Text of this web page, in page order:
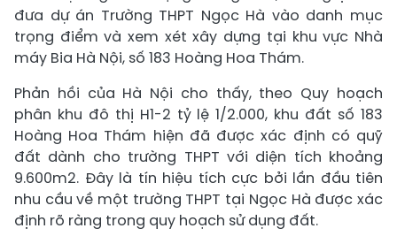
đưa dự án Trường THPT Ngọc Hà vào danh mục
trọng điểm và xem xét xây dựng tại khu vực Nhà
máy Bia Hà Nội, số 183 Hoàng Hoa Thám.
Phản hồi của Hà Nội cho thấy, theo Quy hoạch
phân khu đô thị H1-2 tỷ lệ 1/2.000, khu đất số 183
Hoàng Hoa Thám hiện đã được xác định có quỹ
đất dành cho trường THPT với diện tích khoảng
9.600m2. Đây là tín hiệu tích cực bởi lần đầu tiên
nhu cầu về một trường THPT tại Ngọc Hà được xác
định rõ ràng trong quy hoạch sử dụng đất.